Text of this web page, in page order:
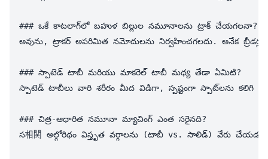
### ఒకే కాటలాగ్‌లో బహుళ బిల్లుల నమూనాలను ట్రాక్ చేయగలనా?
అవును, ట్రాకర్ అపరిమిత నమోదులను నిర్వహించగలదు. అనేక బ్రీడర్లు వందల సంఖ్యలో వ్యక్తిగత బిల్లుల మరియు వారి నమూనా వేరుపాళ్ళతో
### స్పాటెడ్ టాబీ మరియు మాకరెల్ టాబీ మధ్య తేడా ఏమిటి?
స్పాటెడ్ టాబీలు వారి శరీరం మీద విడిగా, స్పష్టంగా స్పాట్‌లను కలిగి ఉంటాయి, అయితే మాకరెల్ టాబీలు వారి వైపుల్లో నుంచి నిertీతి నుంచి నిలంబంగా సంకుచిత సమాంతర లైన్‌లను కలిగి ఉంటాయి. ఇక్కడ జనిత నిర్ధారణ: స్పాటెడ్ నమూనాలు అసలు మాకరెల్ లైన్‌లు, ఒక మోడిఫైయర్ జీన్ వలన విచ్ఛిన్నం అయినవి. ఈ అవగాహన బ్రీడింగ్ ప్రోగ్రాంలో సంతానం నమూనాలను అంచనా వేయడంలో సహాయపడుతుంది.
### చిత్ర-ఆధారిత నమూనా మ్యాచింగ్ ఎంత సరైనది?
స相関 అల్గోరిథం విస్తృత వర్గాలను (టాబీ vs. సాలిడ్) వేరు చేయడంలో బాగా పనిచేస్తుంది, కానీ సూక్ష్మ వేరుపాళ్ళ (క్లాసిక్ టాబీ vs. పెద్ద రోసెట్‌లతో స్పాటెడ్ టాబీ) విషయంలో పరిమితులు ఉన్నాయి.